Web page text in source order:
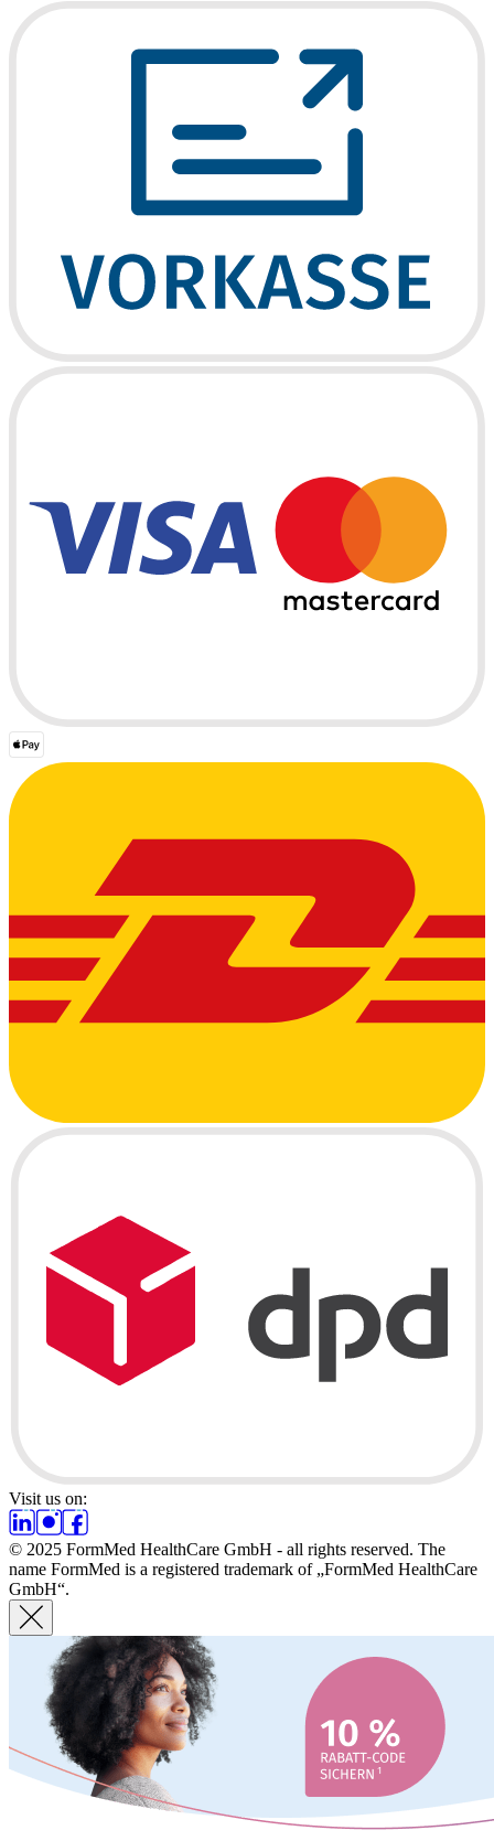
Visit us on:
© 2025 FormMed HealthCare GmbH - all rights reserved. The
name FormMed is a registered trademark of „FormMed HealthCare
GmbH“.